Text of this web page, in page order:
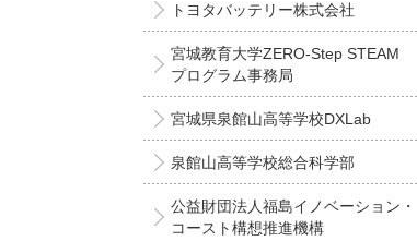
トヨタバッテリー株式会社
宮城教育大学ZERO-Step STEAM
プログラム事務局
宮城県泉館山高等学校DXLab
泉館山高等学校総合科学部
公益財団法人福島イノベーション・
コースト構想推進機構